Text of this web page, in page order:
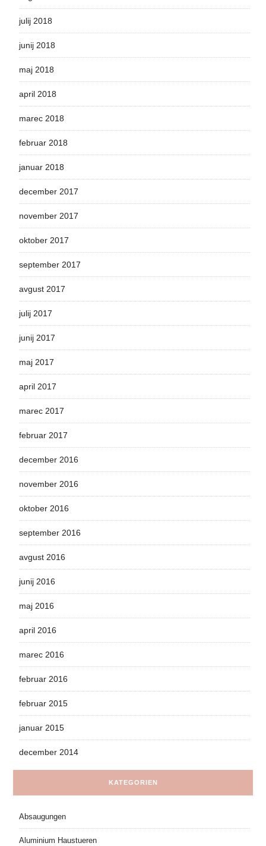
julij 2018
junij 2018
maj 2018
april 2018
marec 2018
februar 2018
januar 2018
december 2017
november 2017
oktober 2017
september 2017
avgust 2017
julij 2017
junij 2017
maj 2017
april 2017
marec 2017
februar 2017
december 2016
november 2016
oktober 2016
september 2016
avgust 2016
junij 2016
maj 2016
april 2016
marec 2016
februar 2016
februar 2015
januar 2015
december 2014
KATEGORIEN
Absaugungen
Aluminium Haustueren